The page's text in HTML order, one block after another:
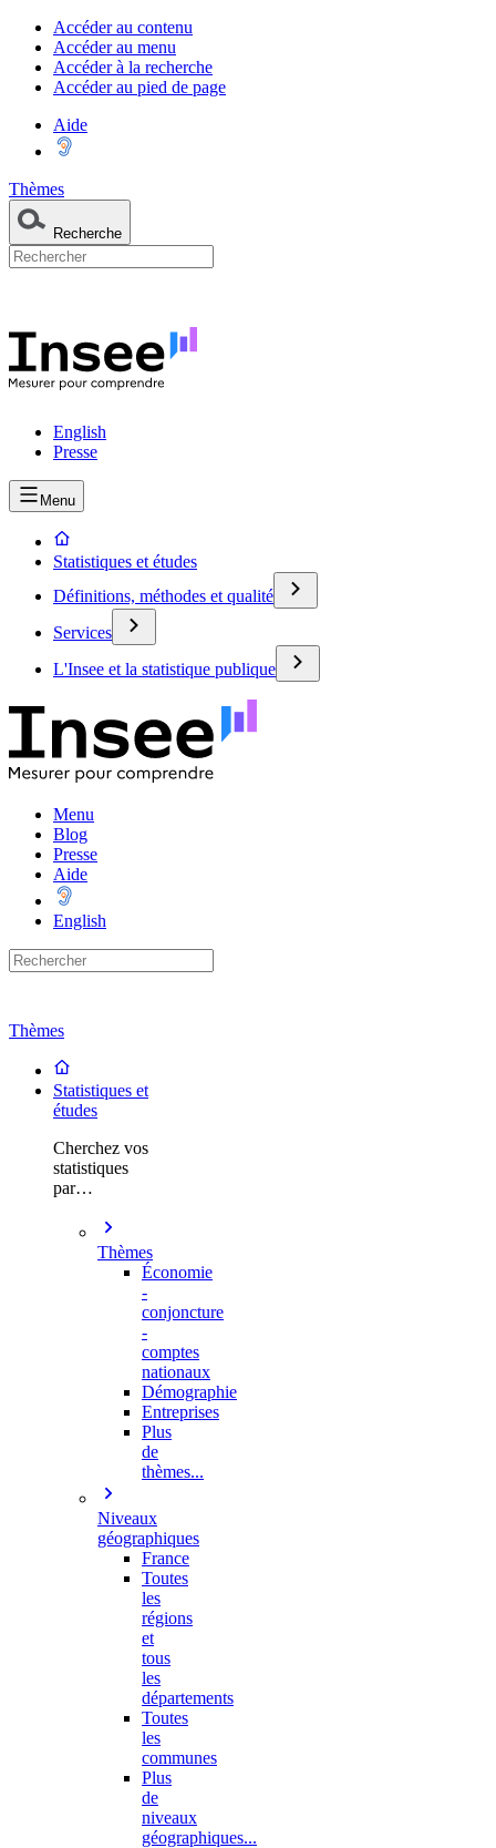
Accéder au contenu
Accéder au menu
Accéder à la recherche
Accéder au pied de page
Aide
Thèmes
Recherche
English
Presse
Menu
Statistiques et études
Définitions, méthodes et qualité
Services
L'Insee et la statistique publique
Menu
Blog
Presse
Aide
English
Thèmes
Statistiques et
études
Cherchez vos
statistiques
par…
Thèmes
Économie
-
conjoncture
-
comptes
nationaux
Démographie
Entreprises
Plus
de
thèmes...
Niveaux
géographiques
France
Toutes
les
régions
et
tous
les
départements
Toutes
les
communes
Plus
de
niveaux
géographiques...